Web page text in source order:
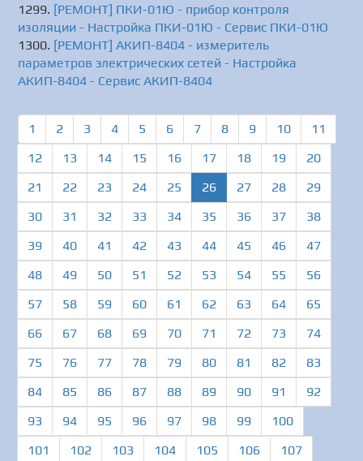
[РЕМОНТ] ПКИ-01Ю - прибор контроля
изоляции - Настройка ПКИ-01Ю - Сервис ПКИ-01Ю
[РЕМОНТ] АКИП-8404 - измеритель
параметров электрических сетей - Настройка
АКИП-8404 - Сервис АКИП-8404
1 2 3 4 5 6 7 8 9 10
11
12
13 14 15 16 17 18 19
20
21
22 23 24 25 26(current)
27 28
29
30
31 32 33 34 35 36 37
38
39
40 41 42 43 44 45 46
47
48
49 50 51 52 53 54 55
56
57
58 59 60 61 62 63 64
65
66
67 68 69 70 71 72 73
74
75
76 77 78 79 80 81 82
83
84
85 86 87 88 89 90 91
92
93
94 95 96 97 98 99
100
101
102 103 104 105 106 107